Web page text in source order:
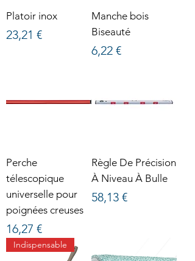
Platoir inox
Prix
23,21 €
Manche bois
Biseauté
Prix
6,22 €
Perche
télescopique
universelle pour
poignées creuses
Prix
16,27 €
Règle De Précision
À Niveau À Bulle
Prix
58,13 €
Indispensable